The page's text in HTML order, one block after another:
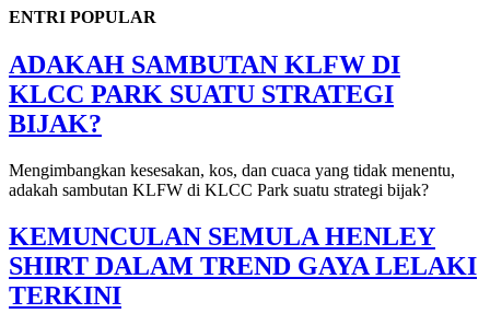
ENTRI POPULAR
ADAKAH SAMBUTAN KLFW DI
KLCC PARK SUATU STRATEGI
BIJAK?
Mengimbangkan kesesakan, kos, dan cuaca yang tidak menentu,
adakah sambutan KLFW di KLCC Park suatu strategi bijak?
KEMUNCULAN SEMULA HENLEY
SHIRT DALAM TREND GAYA LELAKI
TERKINI